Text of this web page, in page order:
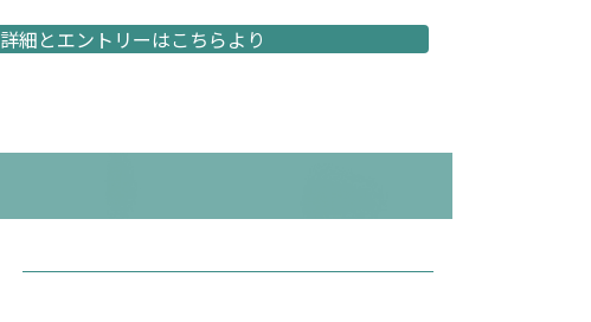
詳細とエントリーはこちらより